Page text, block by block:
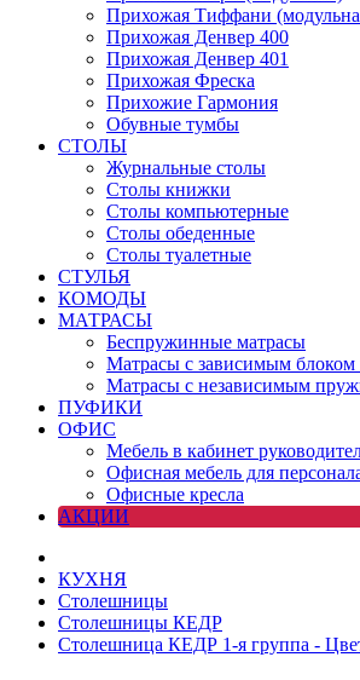
Прихожая Тиффани
Прихожая Денвер 400
Прихожая Денвер 401
Прихожая Фреска
Прихожие Гармония
Обувные тумбы
СТОЛЫ
Журнальные столы
Столы книжки
Столы компьютерные
Столы обеденные
Столы туалетные
СТУЛЬЯ
КОМОДЫ
МАТРАСЫ
Беспружинные матрасы
Матрасы с зависимым
Матрасы с независимым
ПУФИКИ
ОФИС
Мебель в кабинет
Офисная мебель для
Офисные кресла
АКЦИИ
КУХНЯ
Столешницы
Столешницы КЕДР
Столешница КЕДР 1-я группа -